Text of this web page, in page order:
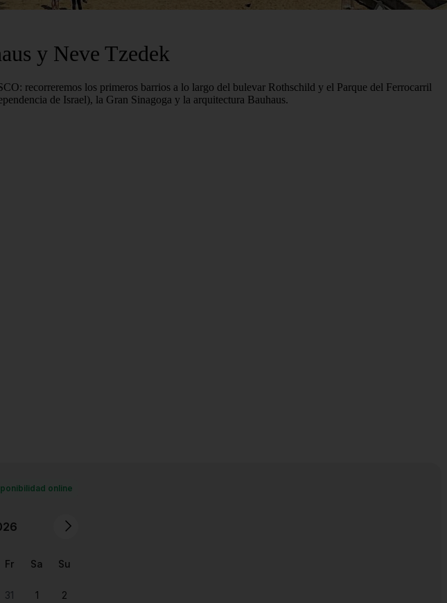
y Neve Tzedek
recorreremos los primeros barrios a lo largo del bulevar Rothschild y el Parque del Ferrocarril
de Israel), la Gran Sinagoga y la arquitectura Bauhaus.
en las t...